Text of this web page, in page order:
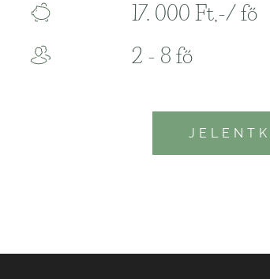
17. 000 Ft,-/ fő
2 - 8 fő
J E L E N T